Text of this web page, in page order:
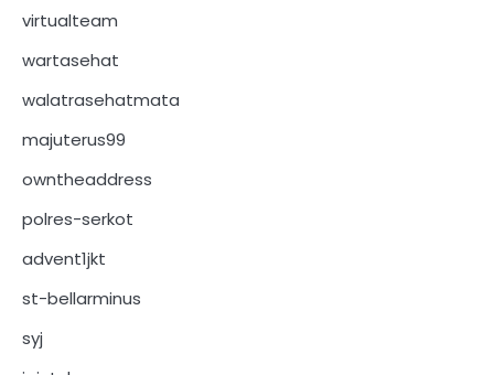
virtualteam
wartasehat
walatrasehatmata
majuterus99
owntheaddress
polres-serkot
advent1jkt
st-bellarminus
syj